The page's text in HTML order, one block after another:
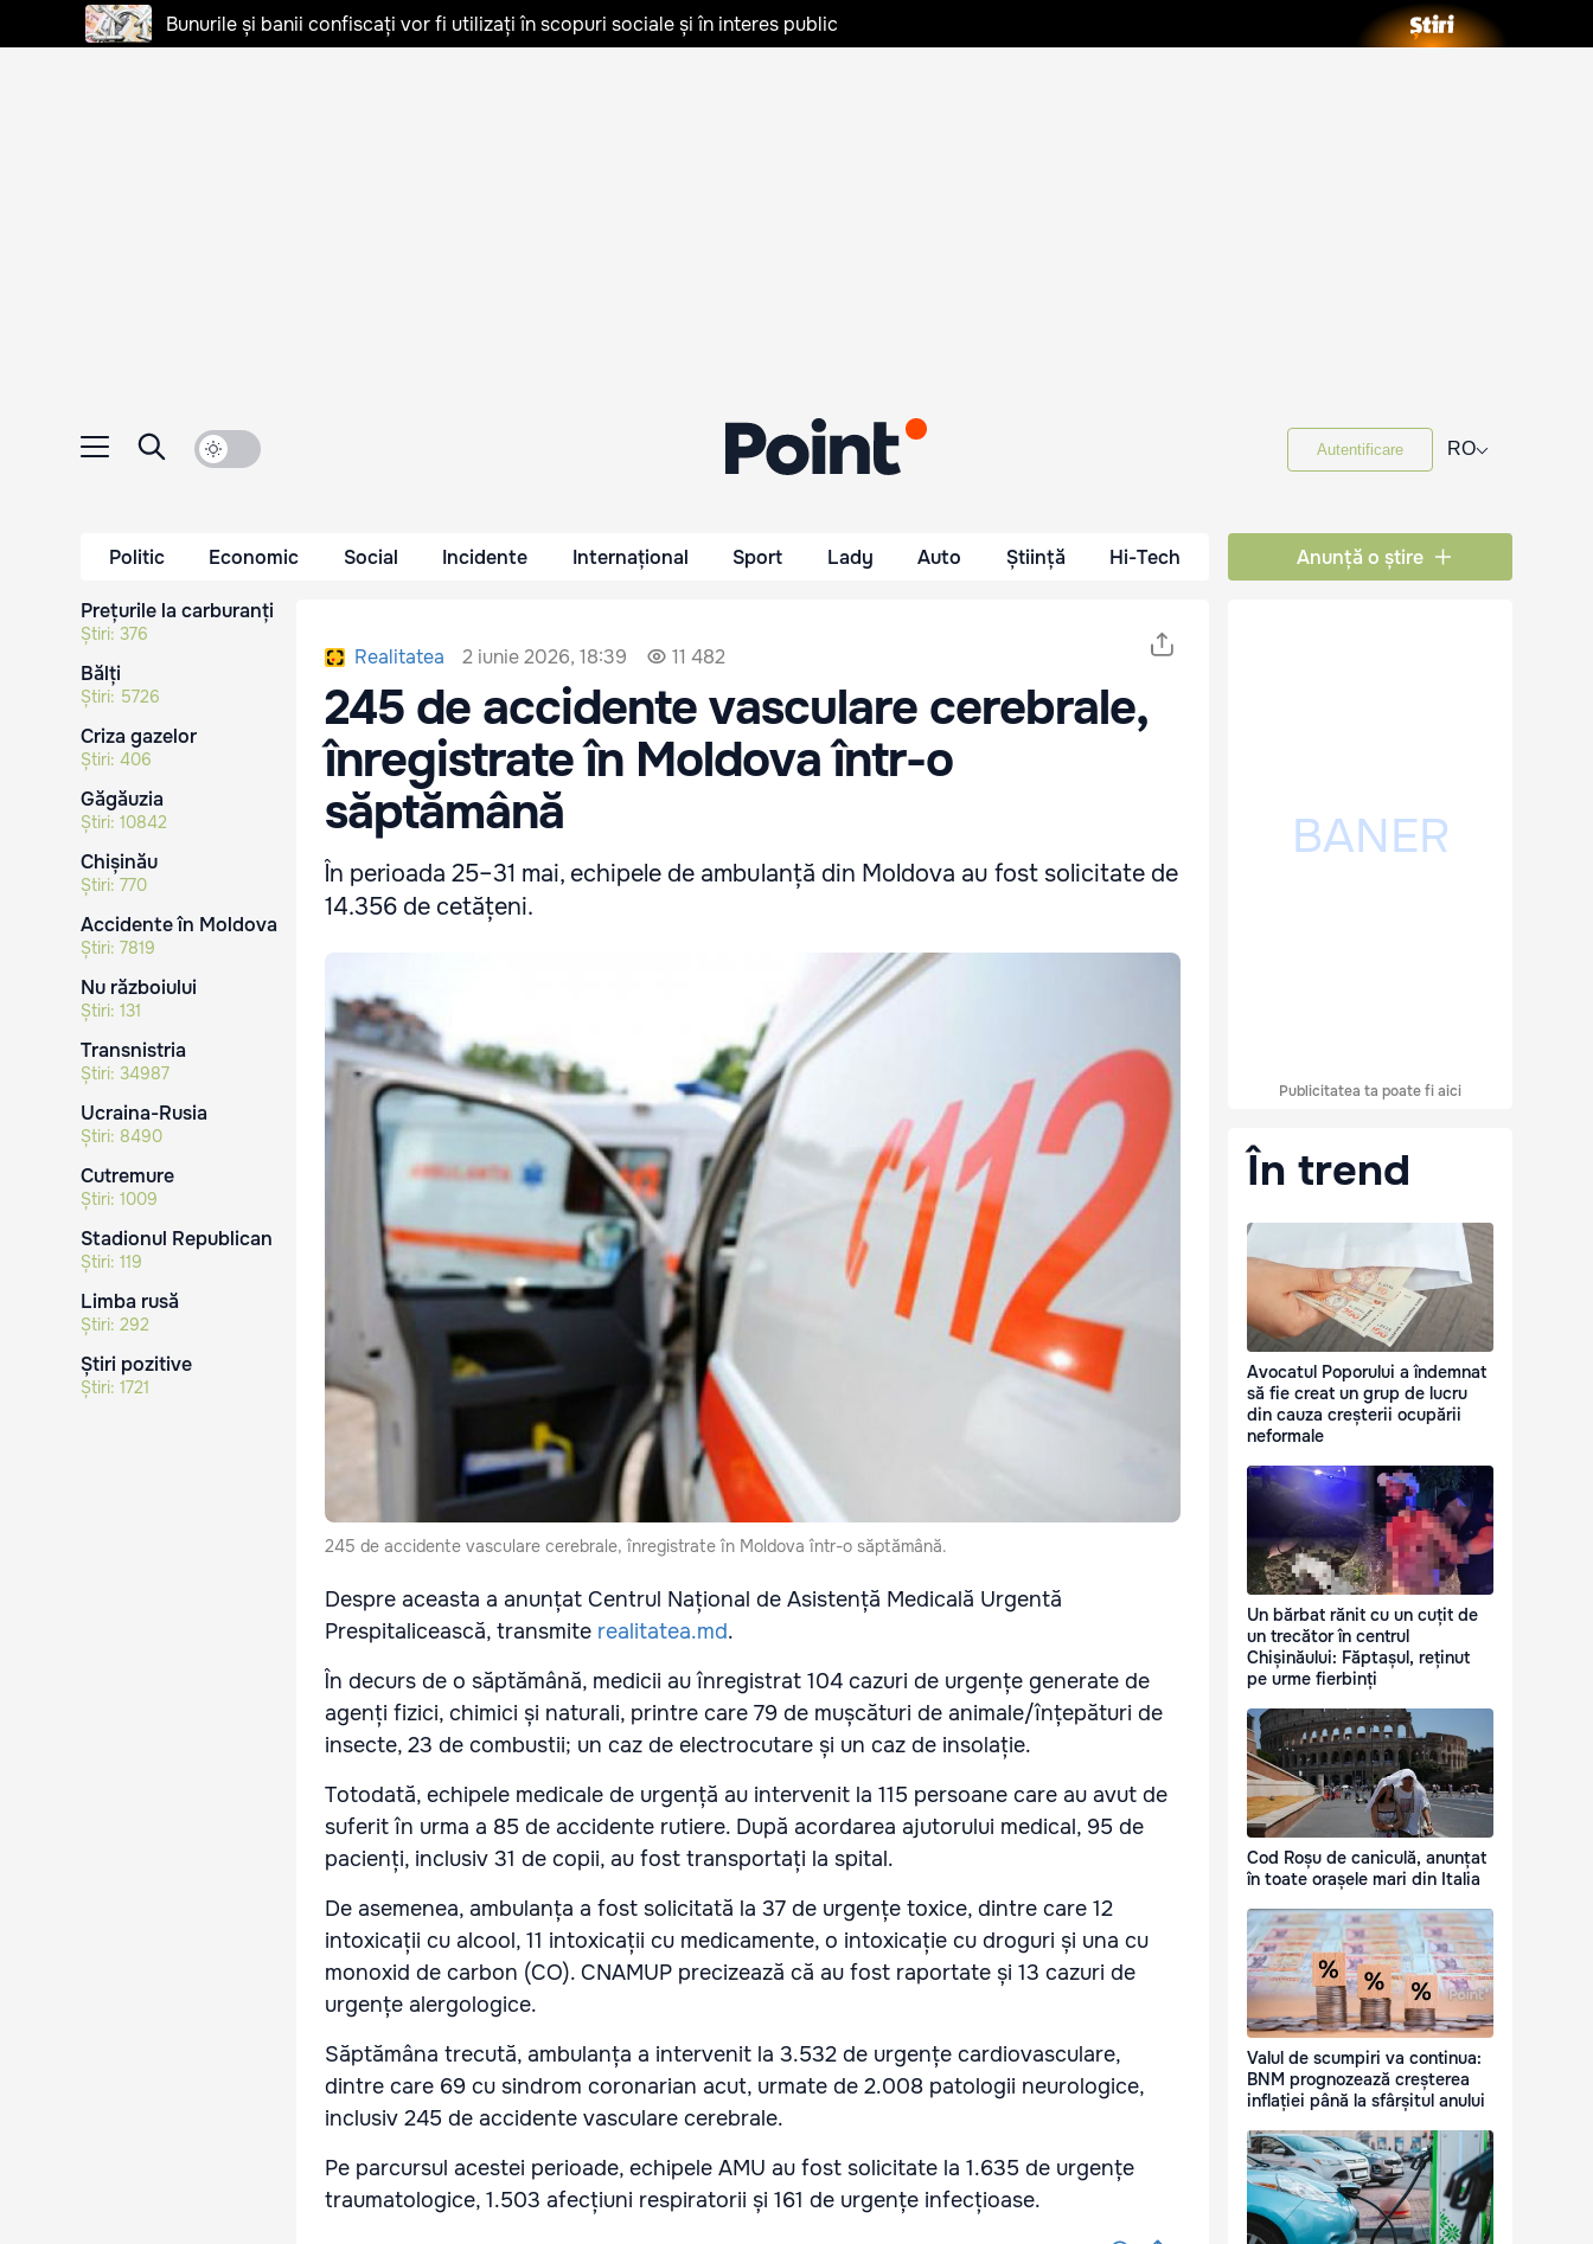
Bunurile și banii confiscați vor fi utilizați în scopuri sociale și în interes public
Autentificare RO⌵
Politic Economic Social Incidente Internațional Sport Lady Auto Știință Hi-Tech Anunță o știre
Prețurile la carburanți
Știri: 376
Bălți
Știri: 5726
Criza gazelor
Știri: 406
Găgăuzia
Știri: 10842
Chișinău
Știri: 770
Accidente în Moldova
Știri: 7819
Nu războiului
Știri: 131
Transnistria
Știri: 34987
Ucraina-Rusia
Știri: 8490
Cutremure
Știri: 1009
Stadionul Republican
Știri: 119
Limba rusă
Știri: 292
Știri pozitive
Știri: 1721
Realitatea 2 iunie 2026, 18:39 11 482
245 de accidente vasculare cerebrale,
înregistrate în Moldova într-o
săptămână
În perioada 25–31 mai, echipele de ambulanță din Moldova au fost solicitate de
14.356 de cetățeni.
245 de accidente vasculare cerebrale, înregistrate în Moldova într-o săptămână.
Despre aceasta a anunțat Centrul Național de Asistență Medicală Urgentă
Prespitalicească, transmite realitatea.md.
În decurs de o săptămână, medicii au înregistrat 104 cazuri de urgențe generate de
agenți fizici, chimici și naturali, printre care 79 de mușcături de animale/înțepături de
insecte, 23 de combustii; un caz de electrocutare și un caz de insolație.
Totodată, echipele medicale de urgență au intervenit la 115 persoane care au avut de
suferit în urma a 85 de accidente rutiere. După acordarea ajutorului medical, 95 de
pacienți, inclusiv 31 de copii, au fost transportați la spital.
De asemenea, ambulanța a fost solicitată la 37 de urgențe toxice, dintre care 12
intoxicații cu alcool, 11 intoxicații cu medicamente, o intoxicație cu droguri și una cu
monoxid de carbon (CO). CNAMUP precizează că au fost raportate și 13 cazuri de
urgențe alergologice.
Săptămâna trecută, ambulanța a intervenit la 3.532 de urgențe cardiovasculare,
dintre care 69 cu sindrom coronarian acut, urmate de 2.008 patologii neurologice,
inclusiv 245 de accidente vasculare cerebrale.
Pe parcursul acestei perioade, echipele AMU au fost solicitate la 1.635 de urgențe
traumatologice, 1.503 afecțiuni respiratorii și 161 de urgențe infecțioase.
Publicitatea ta poate fi aici
În trend
Avocatul Poporului a îndemnat
să fie creat un grup de lucru
din cauza creșterii ocupării
neformale
Un bărbat rănit cu un cuțit de
un trecător în centrul
Chișinăului: Făptașul, reținut
pe urme fierbinți
Cod Roșu de caniculă, anunțat
în toate orașele mari din Italia
Valul de scumpiri va continua:
BNM prognozează creșterea
inflației până la sfârșitul anului